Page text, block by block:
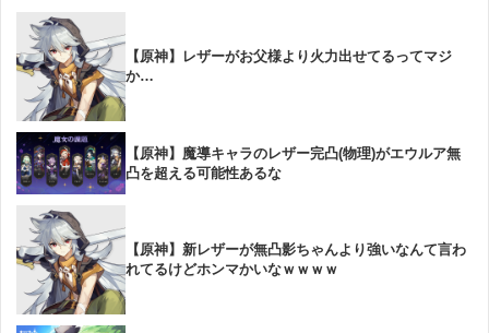
【原神】レザーがお父様より火力出せてるってマジ
か…
【原神】魔導キャラのレザー完凸(物理)がエウルア無
凸を超える可能性あるな
【原神】新レザーが無凸影ちゃんより強いなんて言わ
れてるけどホンマかいなｗｗｗｗ